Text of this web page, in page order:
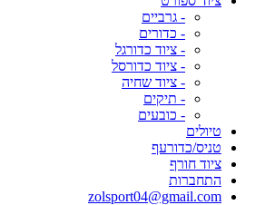
- גרביים
- כדורים
- ציוד כדורגל
- ציוד כדורסל
- ציוד שחיה
- תיקים
- כובעים
טיולים
טניס/כדורעף
ציוד חורף
התחברות
zolsport04@gmail.com